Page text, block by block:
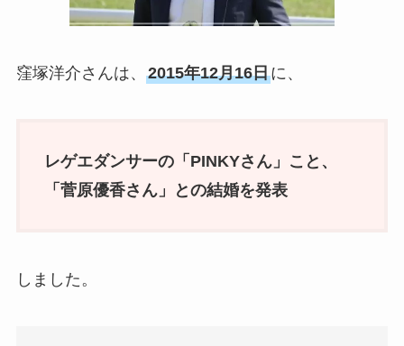
窪塚洋介さんは、 2015年12月16日に、
レゲエダンサーの「PINKYさん」こと、
「 菅原優香さん」との結婚を発表
しました。